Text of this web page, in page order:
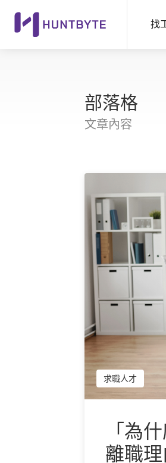
找
部落格
文章內容
求職人才
「為
離職